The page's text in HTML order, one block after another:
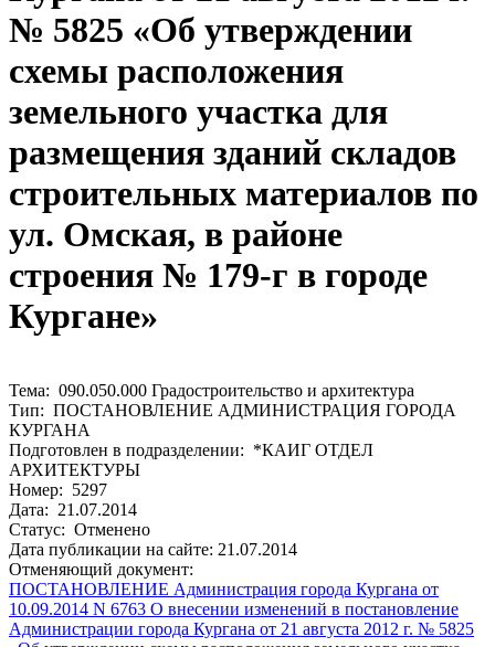
№ 5825 «Об утверждении
схемы расположения
земельного участка для
размещения зданий складов
строительных материалов по
ул. Омская, в районе
строения № 179-г в городе
Кургане»
Тема: 090.050.000 Градостроительство и архитектура
Тип: ПОСТАНОВЛЕНИЕ АДМИНИСТРАЦИЯ ГОРОДА
КУРГАНА
Подготовлен в подразделении: *КАИГ ОТДЕЛ
АРХИТЕКТУРЫ
Номер: 5297
Дата: 21.07.2014
Статус: Отменено
Дата публикации на сайте: 21.07.2014
Отменяющий документ:
ПОСТАНОВЛЕНИЕ Администрация города Кургана от
10.09.2014 N 6763 О внесении изменений в постановление
Администрации города Кургана от 21 августа 2012 г. № 5825